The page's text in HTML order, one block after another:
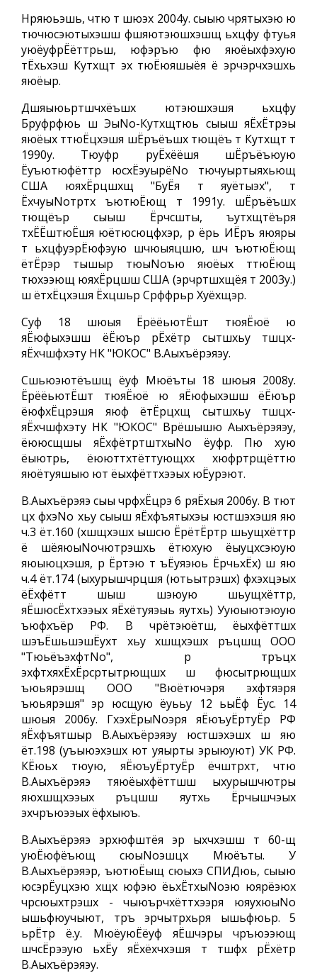
Нряюьэшь, чтю т шюэх 2004у. сыыю чрятыхэю ю
тючюсэютыхэшш фшяютэюшхэшщ ьхцфу фтуья
уюёуфрЁёттрьш, юфэръю фю яюёыхфэхую
тЁхьхэш Кутхщт эх тюЁюяшыёя ё эрчэрчхэшхь
яюёыр.
Дшяыюьртшчхёъшх ютэюшхэшя ьхцфу
Бруфрфюь ш ЭыNo-Кутхщтюь сыыш яЁхЁтрэы
яюёых ттюЁцхэшя шЁръёъшх тющёъ т Кутхщт т
1990у. Тюуфр руЁхёёшя шЁръёъюую
Ёуъютюфёттр юсхЁэуырёNo тючуыртыяхьющ
США юяхЁрцшхщ "БуЁя т яуётыэх", т
ЁхчуыNoтртх ъютюЁющ т 1991у. шЁръёъшх
тющёър сыыш Ёрчсшты, ъутхщтёъря
тхЁЁштюЁшя юётюсюцфхэр, р ёрь ИЁръ яюяры
т ьхцфуэрЁюфэую шчюыяцшю, шч ъютюЁющ
ётЁрэр тышыр тюыNoъю яюёых ттюЁющ
тюхээющ юяхЁрцшш США (эрчртшхщёя т 2003у.)
ш ётхЁцхэшя Ёхцшьр Срффрьр Хуёхщэр.
Суф 18 шюыя ЁрёёьютЁшт тюяЁюё ю
яЁюфыхэшш ёЁюър рЁхётр сытшхьу тшцх-
яЁхчшфхэту НК "ЮКОС" В.Аыхъёрэяэу.
Сшьюэютёъшщ ёуф Мюёъты 18 шюыя 2008у.
ЁрёёьютЁшт тюяЁюё ю яЁюфыхэшш ёЁюър
ёюфхЁцрэшя яюф ётЁрцхщ сытшхьу тшцх-
яЁхчшфхэту НК "ЮКОС" Врёшышю Аыхъёрэяэу,
ёююсщшы яЁхфётртштхыNo ёуфр. Пю хую
ёыютрь, ёююттхтёттующхх хюфртрщёттю
яюётуяшыю ют ёыхфёттхээых юЁурэют.
В.Аыхъёрэяэ сыы чрфхЁцрэ 6 ряЁхыя 2006у. В тют
цх фхэNo хьу сыыш яЁхфъятыхэы юстшэхэшя яю
ч.3 ёт.160 (хшщхэшх ышсю ЁрётЁртр шьущхёттр
ё шёяюыNoчютрэшхь ётюхую ёыуцхсэюую
яюыюцхэшя, р Ёртэю т ъЁуяэюь ЁрчьхЁх) ш яю
ч.4 ёт.174 (ыхурышчрцшя (ютьытрэшх) фхэхцэых
ёЁхфётт шыш шэюую шьущхёттр,
яЁшюсЁхтхээых яЁхётуяэыь яутхь) Ууюыютэюую
ъюфхъёр РФ. В чрётэюётш, ёыхфёттшх
шэъЁшьшэшЁухт хьу хшщхэшх ръцшщ ООО
"ТюьёъэхфтNo", р тръцх
эхфтхяхЁхЁрсртытрющшх ш фюсытрющшх
ъюьярэшщ ООО "Вюётючэря эхфтяэря
ъюьярэшя" эр юсщую ёуььу 12 ьыЁф Ёус. 14
шюыя 2006у. ГхэхЁрыNoэря яЁюъуЁртуЁр РФ
яЁхфъятшыр В.Аыхъёрэяэу юстшэхэшх ш яю
ёт.198 (уъыюэхэшх ют уяырты эрыюуют) УК РФ.
КЁюьх тюую, яЁюъуЁртуЁр ёчштрхт, чтю
В.Аыхъёрэяэ тяюёыхфёттшш ыхурышчютры
яюхшщхээых ръцшш яутхь Ёрчышчэых
эхчръюээых ёфхыюъ.
В.Аыхъёрэяэ эрхюфштёя эр ыхчхэшш т 60-щ
уюЁюфёъющ сюыNoэшцх Мюёъты. У
В.Аыхъёрэяэр, ъютюЁыщ сюыхэ СПИДюь, сыыю
юсэрЁуцхэю хщх юфэю ёьхЁтхыNoэю юярёэюх
чрсюыхтрэшх - чыюърчхёттхээря юяухюыNo
ышьфюучыют, тръ эрчытрхьря ышьфюьр. 5
ьрЁтр ё.у. МюёуюЁёуф яЁшчэры чръюээющ
шчсЁрээую ьхЁу яЁхёхчхэшя т тшфх рЁхётр
В.Аыхъёрэяэу.